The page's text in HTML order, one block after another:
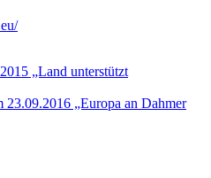
„Land unterstützt
23.09.2016 „Europa an Dahmer